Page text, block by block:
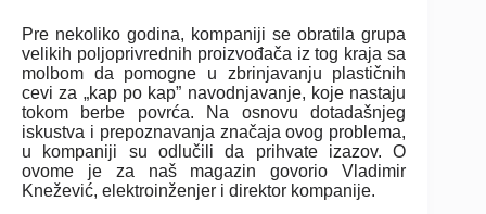
Pre nekoliko godina, kompaniji se obratila grupa
velikih poljoprivrednih proizvođača iz tog kraja sa
molbom da pomogne u zbrinjavanju plastičnih
cevi za „kap po kap” navodnjavanje, koje nastaju
tokom berbe povrća. Na osnovu dotadašnjeg
iskustva i prepoznavanja značaja ovog problema,
u kompaniji su odlučili da prihvate izazov. O
ovome je za naš magazin govorio Vladimir
Knežević, elektroinženjer i direktor kompanije.